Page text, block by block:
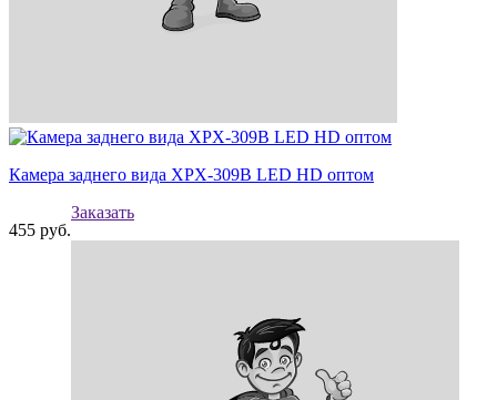
Камера заднего вида XPX-309B LED HD оптом
455 руб.
Заказать